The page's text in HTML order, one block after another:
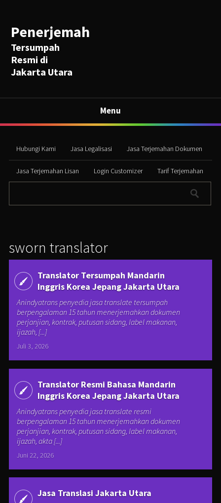
Penerjemah
Tersumpah
Resmi di
Jakarta Utara
Menu
Hubungi Kami Jasa Legalisasi Jasa Terjemahan Dokumen
Jasa Terjemahan Lisan Login Customizer Tarif Terjemahan
sworn translator
Translator Tersumpah Mandarin
Inggris Korea Jepang Jakarta Utara
Anindyatrans penyedia jasa translate tersumpah
berpengalaman 15 tahun menerjemahkan dokumen
perjanjian, kontrak, putusan sidang, label makanan,
ijazah, [...]
Juli 3, 2026
Translator Resmi Bahasa Mandarin
Inggris Korea Jepang Jakarta Utara
Anindyatrans penyedia jasa translate resmi
berpengalaman 15 tahun menerjemahkan dokumen
perjanjian, kontrak, putusan sidang, label makanan,
ijazah, akta [...]
Juni 22, 2026
Jasa Translasi Jakarta Utara